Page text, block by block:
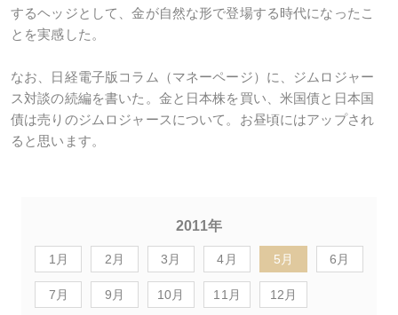
するヘッジとして、金が自然な形で登場する時代になったこ
とを実感した。
なお、日経電子版コラム（マネーページ）に、ジムロジャー
ス対談の続編を書いた。金と日本株を買い、米国債と日本国
債は売りのジムロジャースについて。お昼頃にはアップされ
ると思います。
2011年
1月 2月 3月 4月 5月 6月
7月 9月 10月 11月 12月